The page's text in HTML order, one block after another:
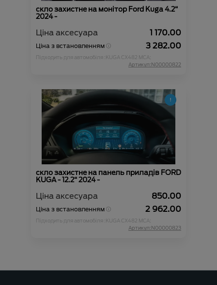
скло захистне на монітор Ford Kuga 4.2“
2024 -
Ціна аксесуара 1 170.00
Ціна з встановленням 3 282.00
Підходить для автомобіля :KUGA CX482 MCA;
Артикул:N00000822
скло захистне на панель приладів FORD
KUGA - 12.2“ 2024 -
Ціна аксесуара 850.00
Ціна з встановленням 2 962.00
Підходить для автомобіля :KUGA CX482 MCA;
Артикул:N00000823